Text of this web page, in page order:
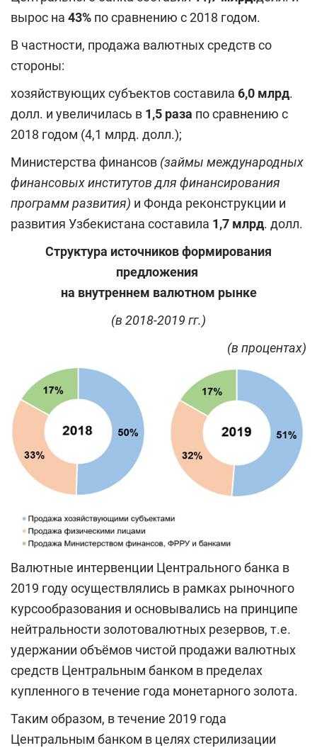
вырос на 43% по сравнению с 2018 годом.
В частности, продажа валютных средств со
стороны:
хозяйствующих субъектов составила 6,0 млрд.
долл. и увеличилась в 1,5 раза по сравнению с
2018 годом (4,1 млрд. долл.);
Министерства финансов (займы международных
финансовых институтов для финансирования
программ развития) и Фонда реконструкции и
развития Узбекистана составила 1,7 млрд. долл.
Структура источников формирования
предложения
на внутреннем валютном рынке
(в 2018-2019 гг.)
(в процентах)
Валютные интервенции Центрального банка в
2019 году осуществлялись в рамках рыночного
курсообразования и основывались на принципе
нейтральности золотовалютных резервов, т.е.
удержании объёмов чистой продажи валютных
средств Центральным банком в пределах
купленного в течение года монетарного золота.
Таким образом, в течение 2019 года
Центральным банком в целях стерилизации